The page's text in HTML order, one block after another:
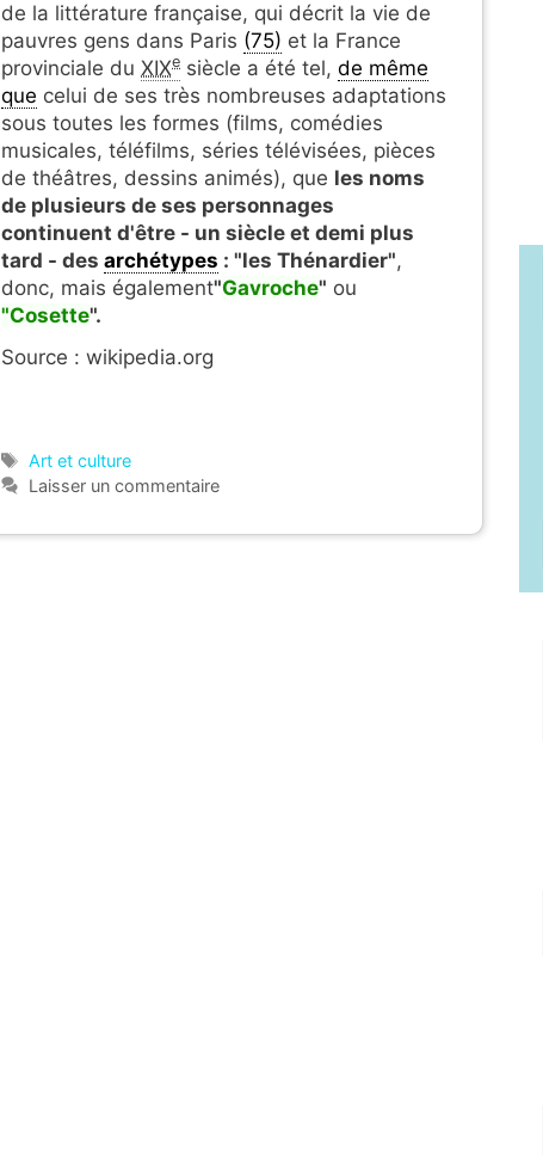
de la littérature française, qui décrit la vie de
pauvres gens dans Paris (75) et la France
provinciale du XIXe siècle a été tel, de même
que celui de ses très nombreuses adaptations
sous toutes les formes (films, comédies
musicales, téléfilms, séries télévisées, pièces
de théâtres, dessins animés), que les noms
de plusieurs de ses personnages
continuent d'être - un siècle et demi plus
tard - des archétypes : "les Thénardier",
donc, mais également"Gavroche" ou
"Cosette".
Source : wikipedia.org
Étiquettes
Art et culture
Laisser un commentaire